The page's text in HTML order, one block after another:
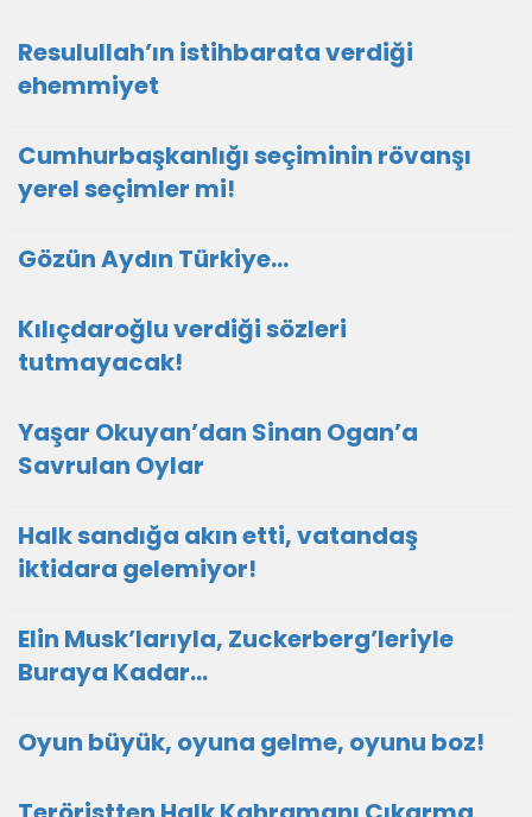
Resulullah’ın istihbarata verdiği
ehemmiyet
Cumhurbaşkanlığı seçiminin rövanşı
yerel seçimler mi!
Gözün Aydın Türkiye…
Kılıçdaroğlu verdiği sözleri
tutmayacak!
Yaşar Okuyan’dan Sinan Ogan’a
Savrulan Oylar
Halk sandığa akın etti, vatandaş
iktidara gelemiyor!
Elin Musk’larıyla, Zuckerberg’leriyle
Buraya Kadar…
Oyun büyük, oyuna gelme, oyunu boz!